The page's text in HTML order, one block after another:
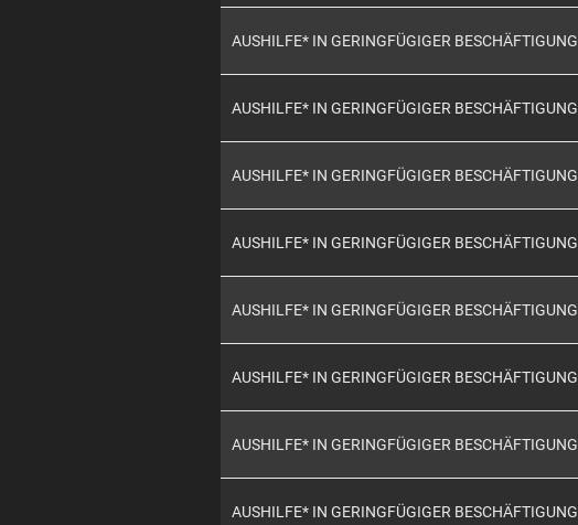
AUSHILFE* IN GERINGFÜGIGER BESCHÄFTIGUNG
AUSHILFE* IN GERINGFÜGIGER BESCHÄFTIGUNG
AUSHILFE* IN GERINGFÜGIGER BESCHÄFTIGUNG
AUSHILFE* IN GERINGFÜGIGER BESCHÄFTIGUNG
AUSHILFE* IN GERINGFÜGIGER BESCHÄFTIGUNG
AUSHILFE* IN GERINGFÜGIGER BESCHÄFTIGUNG
AUSHILFE* IN GERINGFÜGIGER BESCHÄFTIGUNG
AUSHILFE* IN GERINGFÜGIGER BESCHÄFTIGUNG